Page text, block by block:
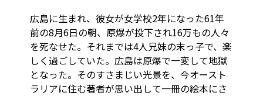
広島に生まれ、彼女が女学校2年になった61年
前の8月6日の朝、原爆が投下され16万もの人々
を死なせた。それまでは4人兄妹の末っ子で、楽
しく過ごしていた。広島は原爆で一変して地獄
となった。そのすさまじい光景を、今オースト
ラリアに住む著者が思い出して一冊の絵本にさ